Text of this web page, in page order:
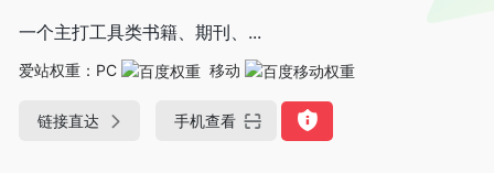
一个主打工具类书籍、期刊、...
爱站权重： PC 移动
链接直达 手机查看